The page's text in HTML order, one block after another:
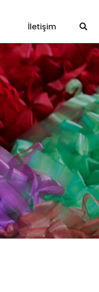
İletişim